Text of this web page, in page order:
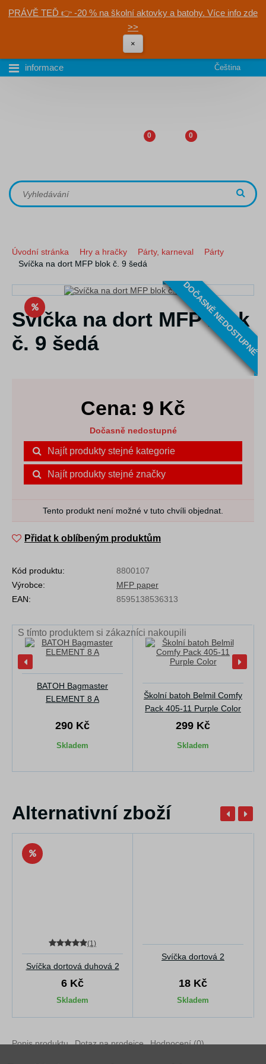
PRÁVĚ TEĎ 👉 -20 % na školní aktovky a batohy. Více info zde
>>
×
informace Čeština
0 0
Úvodní stránka Hry a hračky Párty, karneval
Párty
Svíčka na dort MFP blok č. 9 šedá
DOČASNĚ NEDOSTUPNÉ
Svíčka na dort MFP blok
č. 9 šedá
Cena: 9 Kč
Dočasně nedostupné
Najít produkty stejné kategorie
Najít produkty stejné značky
Tento produkt není možné v tuto chvíli objednat.
Přidat k oblíbeným produktům
Kód produktu:
8800107
Výrobce:
MFP paper
EAN:
8595138536313
S tímto produktem si zákazníci nakoupili
BATOH Bagmaster
ELEMENT 8 A
290 Kč
Skladem
Školní batoh Belmil Comfy
Pack 405-11 Purple Color
299 Kč
Skladem
Alternativní zboží
(1)
Svíčka dortová duhová 2
6 Kč
Skladem
Svíčka dortová 2
18 Kč
Skladem
Popis produktu Dotaz na prodejce Hodnocení (0)